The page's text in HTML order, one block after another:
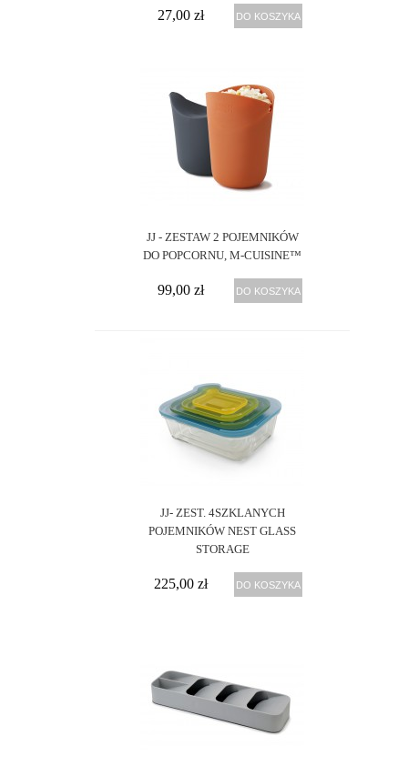
27,00 zł DO KOSZYKA
JJ - ZESTAW 2 POJEMNIKÓW
DO POPCORNU, M-CUISINE™
99,00 zł DO KOSZYKA
JJ- ZEST. 4SZKLANYCH
POJEMNIKÓW NEST GLASS
STORAGE
225,00 zł DO KOSZYKA